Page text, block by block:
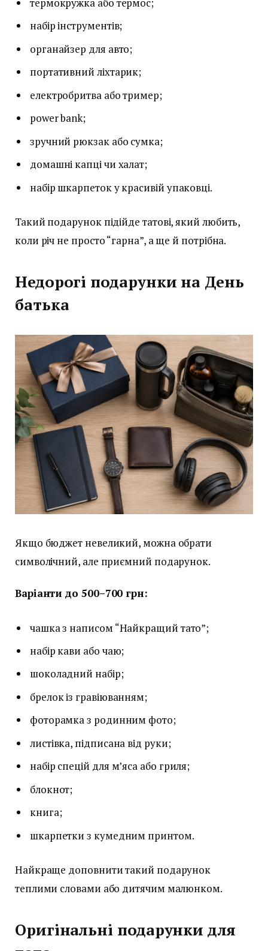
набір інструментів;
органайзер для авто;
портативний ліхтарик;
електробритва або тример;
power bank;
зручний рюкзак або сумка;
домашні капці чи халат;
набір шкарпеток у красивій упаковці.
Такий подарунок підійде татові, який любить,
коли річ не просто “гарна”, а ще й потрібна.
Недорогі подарунки на День
батька
Якщо бюджет невеликий, можна обрати
символічний, але приємний подарунок.
Варіанти до 500–700 грн:
чашка з написом “Найкращий тато”;
набір кави або чаю;
шоколадний набір;
брелок із гравіюванням;
фоторамка з родинним фото;
листівка, підписана від руки;
набір спецій для м’яса або гриля;
блокнот;
книга;
шкарпетки з кумедним принтом.
Найкраще доповнити такий подарунок
теплими словами або дитячим малюнком.
Оригінальні подарунки для